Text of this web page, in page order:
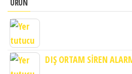
ÜRÜN
DIŞ ORTAM SİREN